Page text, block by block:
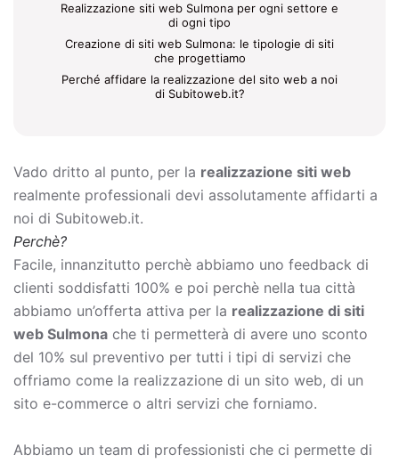
Realizzazione siti web Sulmona per ogni settore e
di ogni tipo
Creazione di siti web Sulmona: le tipologie di siti
che progettiamo
Perché affidare la realizzazione del sito web a noi
di Subitoweb.it?
Vado dritto al punto, per la realizzazione siti web
realmente professionali devi assolutamente affidarti a
noi di Subitoweb.it.
Perchè?
Facile, innanzitutto perchè abbiamo uno feedback di
clienti soddisfatti 100% e poi perchè nella tua città
abbiamo un’offerta attiva per la realizzazione di siti
web Sulmona che ti permetterà di avere uno sconto
del 10% sul preventivo per tutti i tipi di servizi che
offriamo come la realizzazione di un sito web, di un
sito e-commerce o altri servizi che forniamo.
Abbiamo un team di professionisti che ci permette di